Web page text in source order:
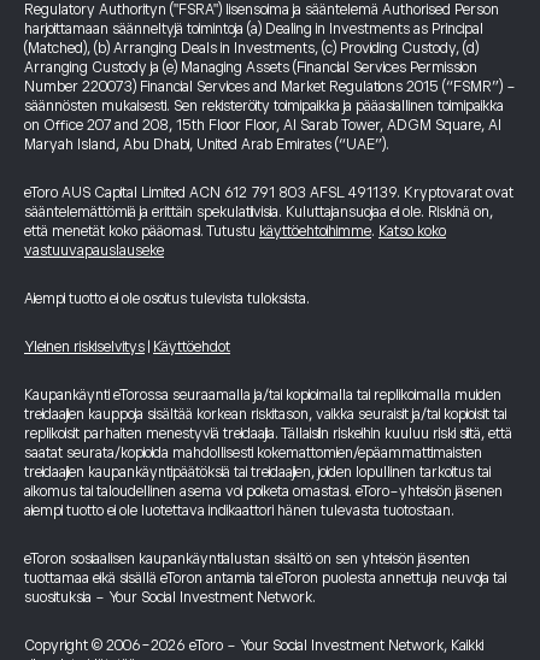
Regulatory Authorityn ("FSRA") lisensoima ja sääntelemä Authorised Person
harjoittamaan säänneltyjä toimintoja (a) Dealing in Investments as Principal
(Matched), (b) Arranging Deals in Investments, (c) Providing Custody, (d)
Arranging Custody ja (e) Managing Assets (Financial Services Permission
Number 220073) Financial Services and Market Regulations 2015 (“FSMR”) -
säännösten mukaisesti. Sen rekisteröity toimipaikka ja pääasiallinen toimipaikka
on Office 207 and 208, 15th Floor Floor, Al Sarab Tower, ADGM Square, Al
Maryah Island, Abu Dhabi, United Arab Emirates (“UAE”).
eToro AUS Capital Limited ACN 612 791 803 AFSL 491139. Kryptovarat ovat
sääntelemättömiä ja erittäin spekulatiivisia. Kuluttajansuojaa ei ole. Riskinä on,
että menetät koko pääomasi. Tutustu käyttöehtoihimme. Katso koko
vastuuvapauslauseke
Aiempi tuotto ei ole osoitus tulevista tuloksista.
Yleinen riskiselvitys Käyttöehdot
Kaupankäynti eTorossa seuraamalla ja/tai kopioimalla tai replikoimalla muiden
treidaajien kauppoja sisältää korkean riskitason, vaikka seuraisit ja/tai kopioisit tai
replikoisit parhaiten menestyviä treidaajia. Tällaisiin riskeihin kuuluu riski siitä, että
saatat seurata/kopioida mahdollisesti kokemattomien/epäammattimaisten
treidaajien kaupankäyntipäätöksiä tai treidaajien, joiden lopullinen tarkoitus tai
aikomus tai taloudellinen asema voi poiketa omastasi. eToro-yhteisön jäsenen
aiempi tuotto ei ole luotettava indikaattori hänen tulevasta tuotostaan.
eToron sosiaalisen kaupankäyntialustan sisältö on sen yhteisön jäsenten
tuottamaa eikä sisällä eToron antamia tai eToron puolesta annettuja neuvoja tai
suosituksia - Your Social Investment Network.
Copyright © 2006-2026 eToro - Your Social Investment Network, Kaikki